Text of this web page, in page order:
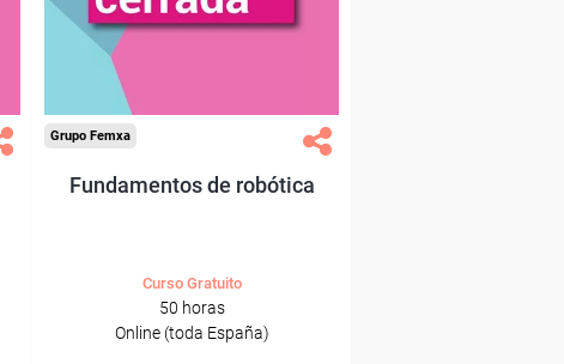
Grupo Femxa
Fundamentos de robótica
Curso Gratuito
50 horas
Online (toda España)